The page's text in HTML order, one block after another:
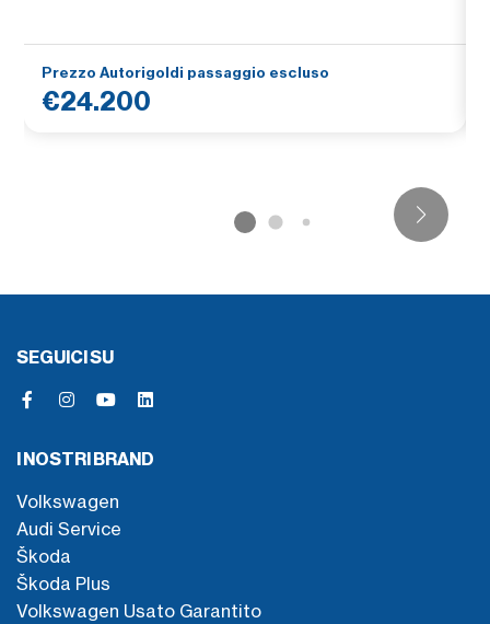
Prezzo Autorigoldi passaggio escluso
€24.200
SEGUICI SU
I NOSTRI BRAND
Volkswagen
Audi Service
Škoda
Škoda Plus
Volkswagen Usato Garantito